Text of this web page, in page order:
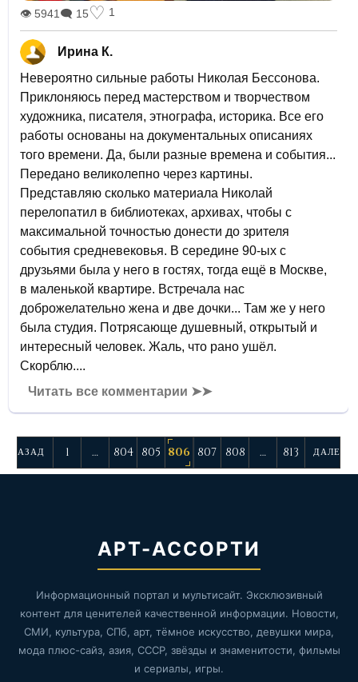
👁 5941 🗨 15♡ 1
Ирина К.
Невероятно сильные работы Николая Бессонова.
Приклоняюсь перед мастерством и творчеством
художника, писателя, этнографа, историка. Все его
работы основаны на документальных описаниях
того времени. Да, были разные времена и события...
Передано великолепно через картины.
Представляю сколько материала Николай
перелопатил в библиотеках, архивах, чтобы с
максимальной точностью донести до зрителя
события средневековья. В середине 90-ых с
друзьями была у него в гостях, тогда ещё в Москве,
в маленькой квартире. Встречала нас
доброжелательно жена и две дочки... Там же у него
была студия. Потрясающе душевный, открытый и
интересный человек. Жаль, что рано ушёл.
Скорблю....
Читать все комментарии ➤➤
НАЗАД 1 … 804 805 806 807 808 … 813 ДАЛЕЕ
АРТ-АССОРТИ
Информационный портал и мультисайт. Эксклюзивный
контент для ценителей качественной информации. Новости,
СМИ, культура, СПб, арт, тёмное искусство, девушки мира,
мода плюс-сайз, азия, СССР, звёзды и знаменитости, фильмы
и сериалы, игры.